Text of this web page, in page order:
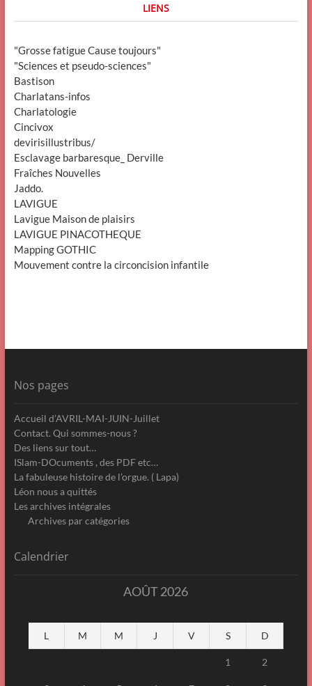
LIENS
"Grosse fatigue Cause toujours"
"Sciences et pseudo-sciences"
Bastison
Charlatans-infos
Charlatologie
Cincivox
devirisillustribus/
Esclavage barbaresque_ Derville
Fraîches Nouvelles
Jaddo.
LAVIGUE
Lavigue Maison de plaisirs
LAVIGUE PINACOTHEQUE
Mapping GOTHIC
Mouvement contre la circoncision infantile
Nos pages
Accueil d’AVRIL-MAI-JUIN-Juillet
Contact. Qui sommes-nous ?
Des liens sur tout…
ISlam-DOcuments , des PDF etc…
La fabuleuse histoire de l’orgue. ( Lapa)
Léon nous a quittés
Les archives intégrales
Archives par catégories
Calendrier
AOÛT 2026
L M M J V S D
1 2